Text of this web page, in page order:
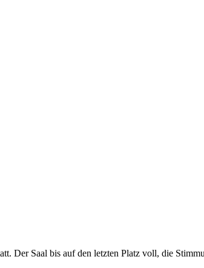
Der Saal bis auf den letzten Platz voll, die